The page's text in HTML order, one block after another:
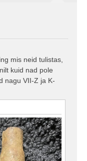
mis neid tulistas,
kuid nad pole
nagu VII-Z ja K-